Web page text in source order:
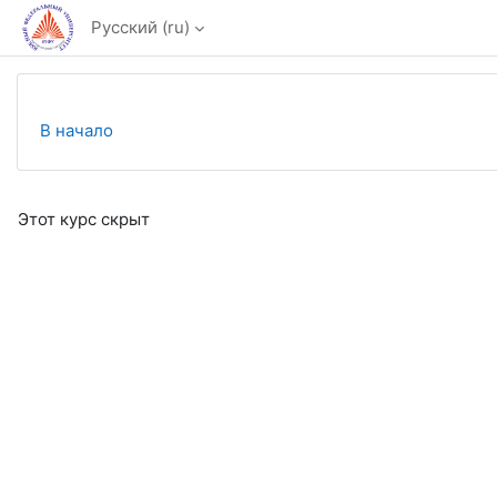
Перейти к основному содержанию
Русский ‎(ru)‎
В начало
Этот курс скрыт